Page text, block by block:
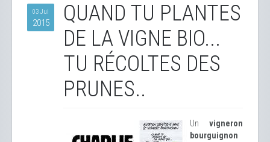
03 Jui
2015
QUAND TU PLANTES
DE LA VIGNE BIO...
TU RÉCOLTES DES
PRUNES..
Un vigneron
bourguignon